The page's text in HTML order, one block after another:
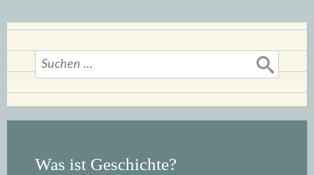
Suchen
nach:
Was ist Geschichte?